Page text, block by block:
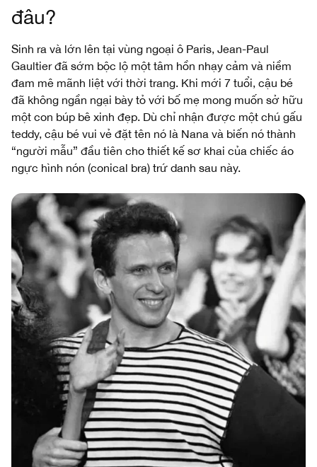
đâu?
Sinh ra và lớn lên tại vùng ngoại ô Paris, Jean-Paul
Gaultier đã sớm bộc lộ một tâm hồn nhạy cảm và niềm
đam mê mãnh liệt với thời trang. Khi mới 7 tuổi, cậu bé
đã không ngần ngại bày tỏ với bố mẹ mong muốn sở hữu
một con búp bê xinh đẹp. Dù chỉ nhận được một chú gấu
teddy, cậu bé vui vẻ đặt tên nó là Nana và biến nó thành
“người mẫu” đầu tiên cho thiết kế sơ khai của chiếc áo
ngực hình nón (conical bra) trứ danh sau này.